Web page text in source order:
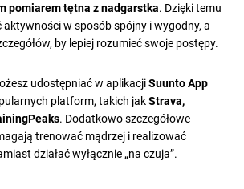
pomiarem tętna z nadgarstka. Dzięki temu
aktywności w sposób spójny i wygodny, a
by lepiej rozumieć swoje postępy.
udostępniać w aplikacjiSuunto App
platform, takich jakStrava,
. Dodatkowo szczegółowe
trenować mądrzej i realizować
działać wyłącznie „na czuja”.